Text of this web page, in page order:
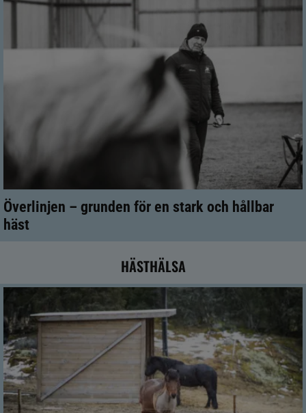
Överlinjen – grunden för en stark och hållbar
häst
HÄSTHÄLSA